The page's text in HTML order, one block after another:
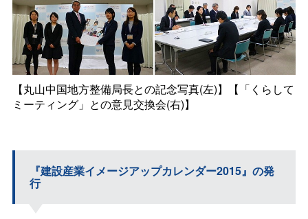
【丸山中国地方整備局長との記念写真(左)】【「くらして
ミーティング」との意見交換会(右)】
『建設産業イメージアップカレンダー2015』の発
行